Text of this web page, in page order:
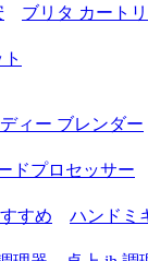
ブリタ カート
ィー ブレンダー
ドプロセッサー
すめ
ハンドミ